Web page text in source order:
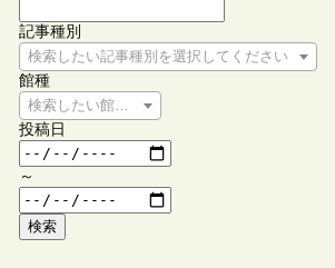
記事種別
検索したい記事種別を選択してください
館種
検索したい館種を選択してください
投稿日
～
検索